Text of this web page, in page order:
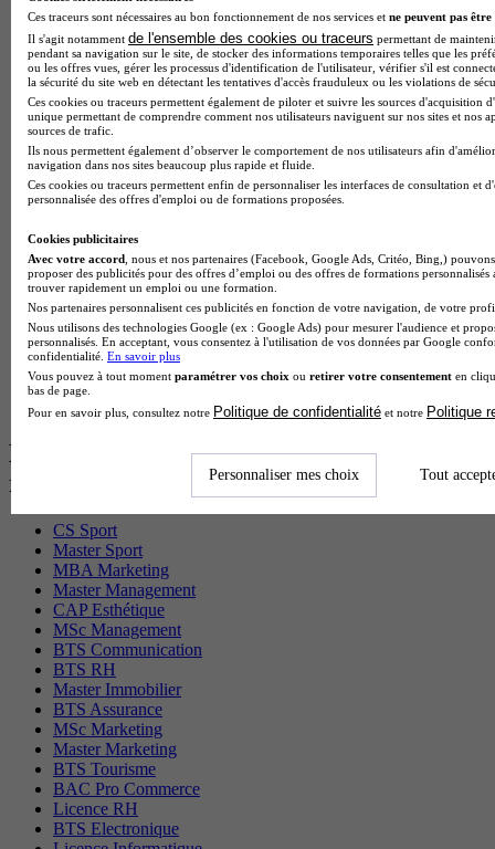
BTS Esf en alternance
BTS Dietetique en alternance
BTS Mco en alternance
BTS Pi en alternance
BTS Sp3s en alternance
Master CCA en alternance
BTS Ndrc en alternance
BTS Sam en alternance
Cap Fleuriste en alternance
BTS Sio en alternance
BTS Gpme en alternance
Cap Electricien en alternance
BTS Gpn en alternance
BTS Domotique en alternance
BAC Pro Agora en alternance
BTS Sta en alternance
BTS Iris en alternance
BTS Tpl en alternance
BTS Ati en alternance
Les diplômes par filière les plus
recherchés
CS Sport
Master Sport
MBA Marketing
Master Management
CAP Esthétique
MSc Management
BTS Communication
BTS RH
Master Immobilier
BTS Assurance
MSc Marketing
Master Marketing
BTS Tourisme
BAC Pro Commerce
Licence RH
BTS Electronique
Ces traceurs sont nécessaires au bon fonctionnement de nos services et ne peuvent pas être
Il s'agit notamment de l'ensemble des cookies ou traceurs permettant de
pendant sa navigation sur le site, de stocker des informations temporaires telles que les
ou les offres vues, gérer les processus d'identification de l'utilisateur, vérifier s'il est
la sécurité du site web en détectant les tentatives d'accès frauduleux ou les violations de
Ces cookies ou traceurs permettent également de piloter et suivre les sources d'acquisition
unique permettant de comprendre comment nos utilisateurs naviguent sur nos sites et nos
sources de trafic.
Ils nous permettent également d’observer le comportement de nos utilisateurs afin
navigation dans nos sites beaucoup plus rapide et fluide.
Ces cookies ou traceurs permettent enfin de personnaliser les interfaces de consultation et
personnalisée des offres d'emploi ou de formations proposées.
Cookies publicitaires
Avec votre accord , nous et nos partenaires (Facebook, Google Ads, Critéo, Bing,)
proposer des publicités pour des offres d’emploi ou des offres de formations
trouver rapidement un emploi ou une formation.
Nos partenaires personnalisent ces publicités en fonction de votre navigation, de votre
Nous utilisons des technologies Google (ex : Google Ads) pour mesurer l'audience et
personnalisés. En acceptant, vous consentez à l'utilisation de vos données par Google
confidentialité. En savoir plus
Vous pouvez à tout moment paramétrer vos choix ou retirer votre consentement en
bas de page.
Pour en savoir plus, consultez notre Politique de confidentialité et notre Politique
Personnaliser mes choix Tout